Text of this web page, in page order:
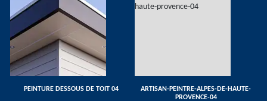
PEINTURE DESSOUS DE TOIT 04
ARTISAN-PEINTRE-ALPES-DE-HAUTE-
PROVENCE-04